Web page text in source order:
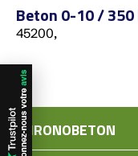
Beton 0-10 / 350
45200,
CHRONOBETON